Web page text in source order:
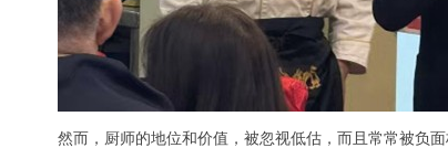
然而，厨师的地位和价值，被忽视低估，而且常常被负